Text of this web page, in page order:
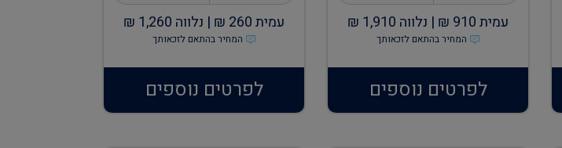
עמית910
₪ | נלווה 1,910
₪
המחיר בהתאם לזכאותך
לפרטים נוספים
עמית260
₪ | נלווה 1,260
₪
המחיר בהתאם לזכאותך
לפרטים נוספים